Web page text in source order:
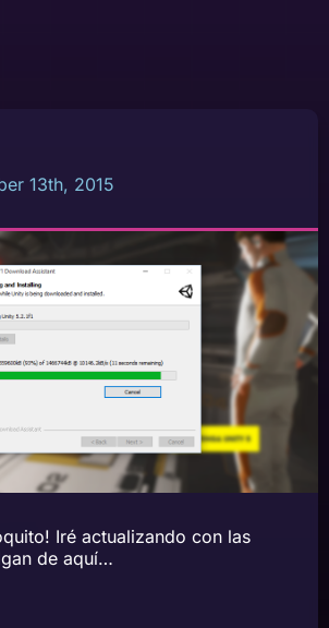
13th, 2015
Iré actualizando con las
de aquí…